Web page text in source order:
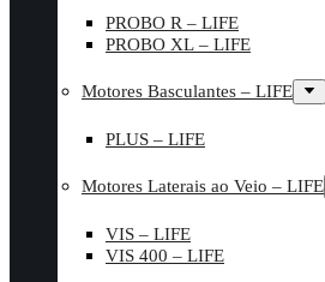
PROBO R – LIFE
PROBO XL – LIFE
Motores Basculantes – LIFE
PLUS – LIFE
Motores Laterais ao Veio – LIFE
VIS – LIFE
VIS 400 – LIFE